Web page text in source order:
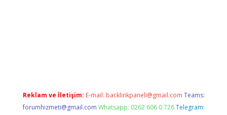
Reklam ve İletişim: E-mail: backlinkpaneli@gmail.com Teams:
forumhizmeti@gmail.com Whatsapp: 0262 606 0 726 Telegram: